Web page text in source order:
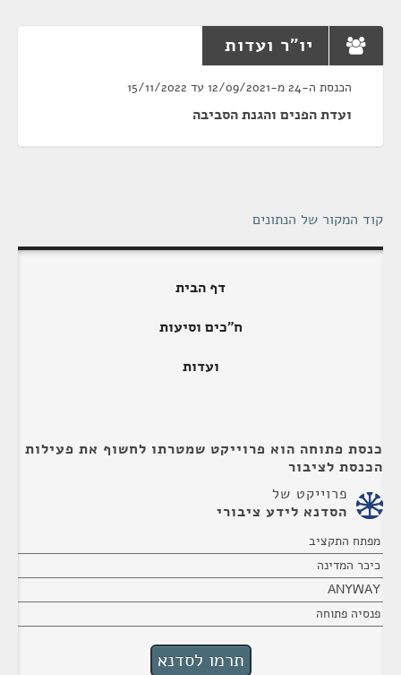
יו"ר ועדות
הכנסת ה-24 מ-12/09/2021 עד 15/11/2022
ועדת הפנים והגנת הסביבה
קוד המקור של הנתונים
דף הבית
ח"כים וסיעות
ועדות
כנסת פתוחה הוא פרוייקט שמטרתו לחשוף את פעילות
הכנסת לציבור
פרוייקט של
הסדנא לידע ציבורי
מפתח התקציב
כיכר המדינה
ANYWAY
פנסיה פתוחה